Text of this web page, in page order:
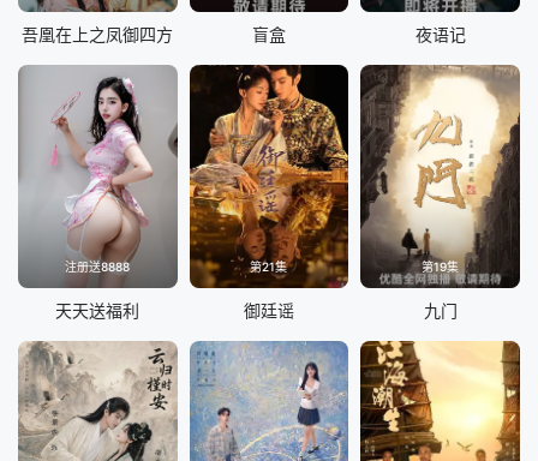
吾凰在上之凤御四方 盲盒 夜语记
注册送8888
天天送福利
第21集
御廷谣
第19集
九门